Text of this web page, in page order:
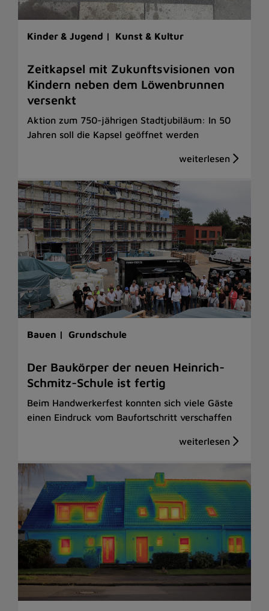
Kinder & Jugend | Kunst & Kultur
Zeitkapsel mit Zukunftsvisionen von
Kindern neben dem Löwenbrunnen
versenkt
Aktion zum 750-jährigen Stadtjubiläum: In 50
Jahren soll die Kapsel geöffnet werden
Bauen | Grundschule
Der Baukörper der neuen Heinrich-
Schmitz-Schule ist fertig
Beim Handwerkerfest konnten sich viele Gäste
einen Eindruck vom Baufortschritt verschaffen